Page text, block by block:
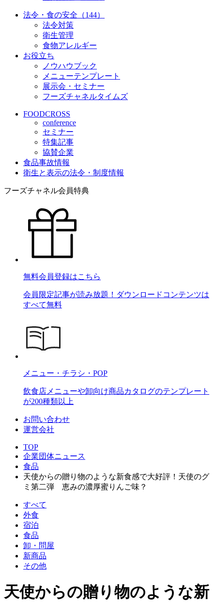
法令・食の安全（144）
法令対策
衛生管理
食物アレルギー
お役立ち
ノウハウブック
メニューテンプレート
展示会・セミナー
フーズチャネルタイムズ
FOODCROSS
conference
セミナー
特集記事
協賛企業
食品事故情報
衛生と表示の法令・制度情報
フーズチャネル会員特典
無料会員登録はこちら
会員限定記事が読み放題！ダウンロードコンテンツは
すべて無料
メニュー・チラシ・POP
飲食店メニューや卸向け商品カタログのテンプレート
が200種類以上
お問い合わせ
運営会社
TOP
企業団体ニュース
食品
天使からの贈り物のような新食感で大好評！天使のグ
ミ第二弾 恵みの濃厚蜜りんご味？
すべて
外食
宿泊
食品
卸・問屋
新商品
その他
天使からの贈り物のような新